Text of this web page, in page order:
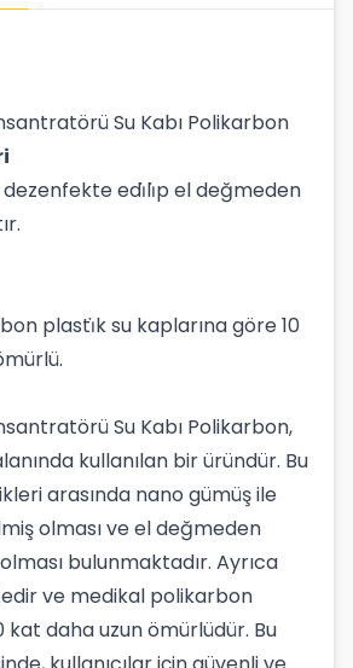
Su Kabı Polikarbon
dezenfekte edi̇li̇p el değmeden
plasti̇k su kaplarına göre 10
Su Kabı Polikarbon,
kullanılan bir üründür. Bu
arasında nano gümüş ile
olması ve el değmeden
bulunmaktadır. Ayrıca
ve medikal polikarbon
kat daha uzun ömürlüdür. Bu